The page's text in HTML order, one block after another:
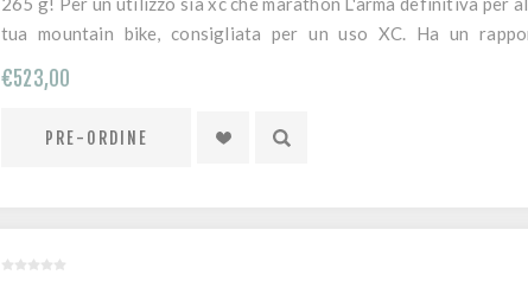
tua mountain bike, consigliata per un uso XC. Ha un
atleti che cercano leggerezza. Il suo profilo è asimmetrico
larghezza interna del cerchio e' a scelta tra 28 o 30 mm. I
ulteriormente migliorata e il risparmio di peso sfiora il 10%.
€523,00